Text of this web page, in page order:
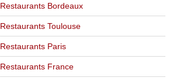
Restaurants Bordeaux
Restaurants Toulouse
Restaurants Paris
Restaurants France